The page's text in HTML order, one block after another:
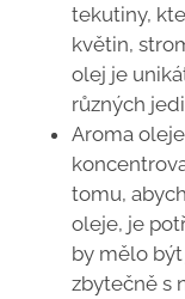
tekutiny,
květin,
olej je
různých
Aroma
tomu,
oleje, je
by mělo
zbytečně s